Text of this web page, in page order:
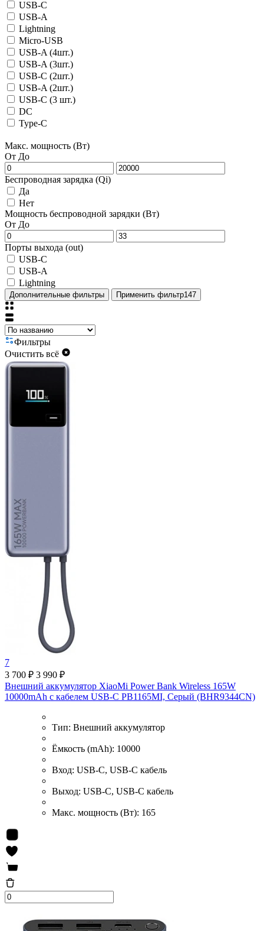
USB-C
USB-A
Lightning
Micro-USB
USB-A (4шт.)
USB-A (3шт.)
USB-C (2шт.)
USB-A (2шт.)
USB-C (3 шт.)
DC
Type-C
Макс. мощность (Вт)
От До
Беспроводная зарядка (Qi)
Да
Нет
Мощность беспроводной зарядки (Вт)
От До
Порты выхода (out)
USB-C
USB-A
Lightning
Дополнительные фильтры Применить фильтр147
Фильтры
Очистить всё
7
3 700 ₽ 3 990 ₽
Внешний аккумулятор XiaoMi Power Bank Wireless 165W
10000mAh с кабелем USB-C PB1165MI, Серый (BHR9344CN)
Тип: Внешний аккумулятор
Ёмкость (mAh): 10000
Вход: USB-C, USB-C кабель
Выход: USB-C, USB-C кабель
Макс. мощность (Вт): 165